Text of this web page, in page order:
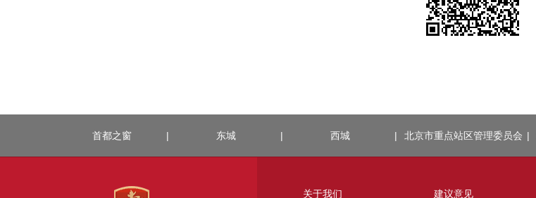
首都之窗 | 东城 | 西城 | 北京市重点站区管理委员会 |
关于我们 建议意见